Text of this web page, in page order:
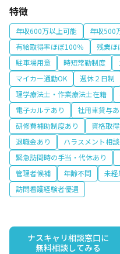
特徴
年収600万以上可能 年収500
有給取得率ほぼ100％
残業ほ
駐車場用意
時短常勤制度
マイカー通勤OK
週休２日制
理学療法士・作業療法士在籍
電子カルテあり
社用車貸与
研修費補助制度あり
資格取
退職金あり
ハラスメント相
緊急訪問時の手当・代休あり
管理者候補
年齢不問 未経
訪問看護経験者優遇
ナスキャリ相談窓口に
無料相談してみる